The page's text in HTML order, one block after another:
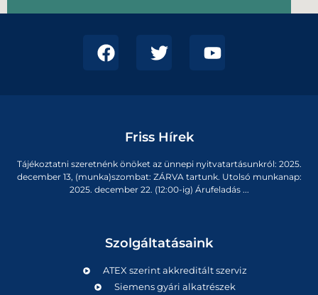
Friss Hírek
Tájékoztatni szeretnénk önöket az ünnepi nyitvatartásunkról: 2025.
december 13, (munka)szombat: ZÁRVA tartunk. Utolsó munkanap:
2025. december 22. (12:00-ig) Árufeladás ...
Szolgáltatásaink
ATEX szerint akkreditált szerviz
Siemens gyári alkatrészek